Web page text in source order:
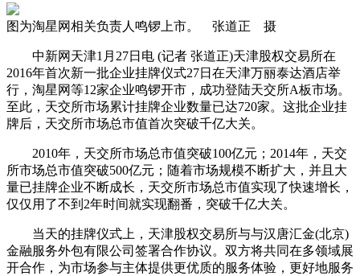
图为淘星网相关负责人鸣锣上市。 张道正 摄
中新网天津1月27日电 (记者 张道正)天津股权交易所在
2016年首次新一批企业挂牌仪式27日在天津万丽泰达酒店举
行，淘星网等12家企业鸣锣开市，成功登陆天交所A板市场。
至此，天交所市场累计挂牌企业数量已达720家。这批企业挂
牌后，天交所市场总市值首次突破千亿大关。
2010年，天交所市场总市值突破100亿元；2014年，天交
所市场总市值突破500亿元；随着市场规模不断扩大，并且大
量已挂牌企业不断成长，天交所市场总市值实现了快速增长，
仅仅用了不到2年时间就实现翻番，突破千亿大关。
当天的挂牌仪式上，天津股权交易所与与汉唐汇金(北京)
金融服务外包有限公司签署合作协议。双方将共同在多领域展
开合作，为市场参与主体提供更优质的服务体验，更好地服务